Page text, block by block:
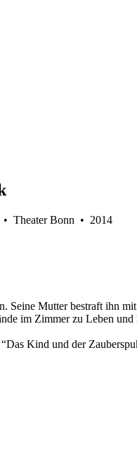
• Theater Bonn • 2014
Seine Mutter bestraft ihn
im Zimmer zu Leben
Kind und der